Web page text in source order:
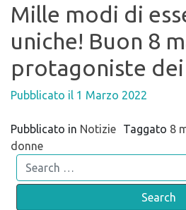
Mille modi di
uniche! Buon 8
protagoniste
Pubblicato il 1 Marzo 2022
Pubblicato in Notizie Taggato 8
donne
Search